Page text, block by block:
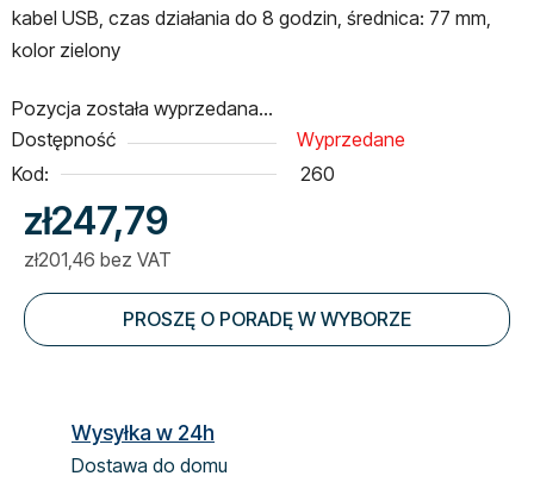
kabel USB, czas działania do 8 godzin, średnica: 77 mm,
kolor zielony
Pozycja została wyprzedana…
Dostępność
Wyprzedane
Kod:
260
zł247,79
zł201,46 bez VAT
Cena jednostkowa:
PROSZĘ O PORADĘ W WYBORZE
Wysyłka w 24h
Dostawa do domu